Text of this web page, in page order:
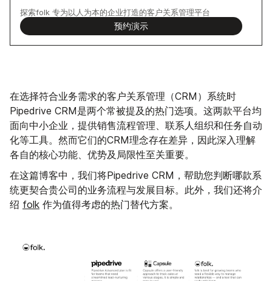
探索folk 专为以人为本的企业打造的客户关系管理平台
预约演示
在选择符合业务需求的客户关系管理（CRM）系统时
Pipedrive CRM是两个常被提及的热门选项。这两款平台均
面向中小企业，提供销售流程管理、联系人组织和任务自动
化等工具。然而它们的CRM理念存在差异，因此深入理解
各自的核心功能、优势及局限性至关重要。
在这篇博客中，我们将Pipedrive CRM，帮助您判断哪款系
统更契合贵公司的业务流程与发展目标。此外，我们还将介
绍 folk 作为值得考虑的热门替代方案。